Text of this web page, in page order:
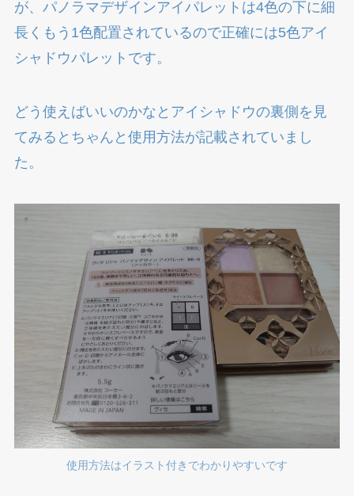
が、パノラマデザインアイパレットは4色の下に細
長くもう1色配置されているので正確には5色アイ
シャドウパレットです。
どう使えばいいのかなとアイシャドウの裏側を見
てみるとちゃんと使用方法が記載されていまし
た。
使用方法はイラスト付きでわかりやすいです